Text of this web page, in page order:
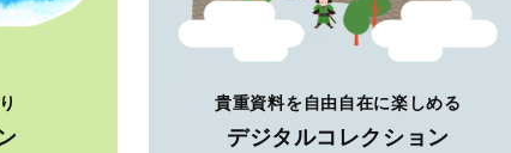
貴重資料を自由自在に楽しめる
デジタルコレクション